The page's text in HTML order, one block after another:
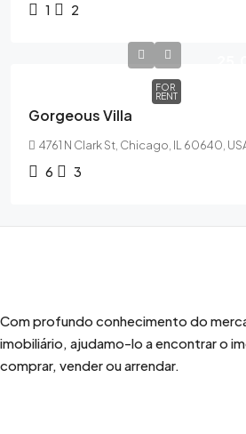
1 2
FOR
RENT
Gorgeous Villa
4761 N Clark St, Chicago, IL 60640,
6 3
Com profundo conhecimento do
imobiliário, ajudamo-lo a encontrar o
comprar, vender ou arrendar.